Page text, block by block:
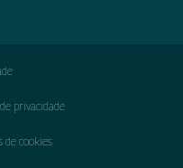
privacidade
cookies